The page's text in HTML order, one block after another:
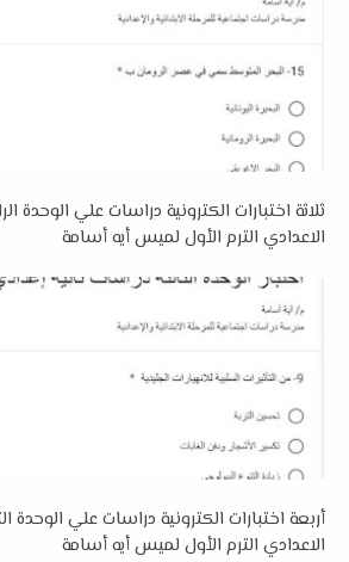
ثلاثة اختبارات الكترونية دراسات علي الوحدة
الاعدادي الترم الأول لميس أيه أسامة
أربعة اختبارات الكترونية دراسات علي الوحدة
الاعدادي الترم الأول لميس أيه أسامة